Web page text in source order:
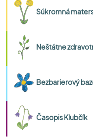
Súkromná
Neštátne
Bezbarierový
Časopis Klubčík